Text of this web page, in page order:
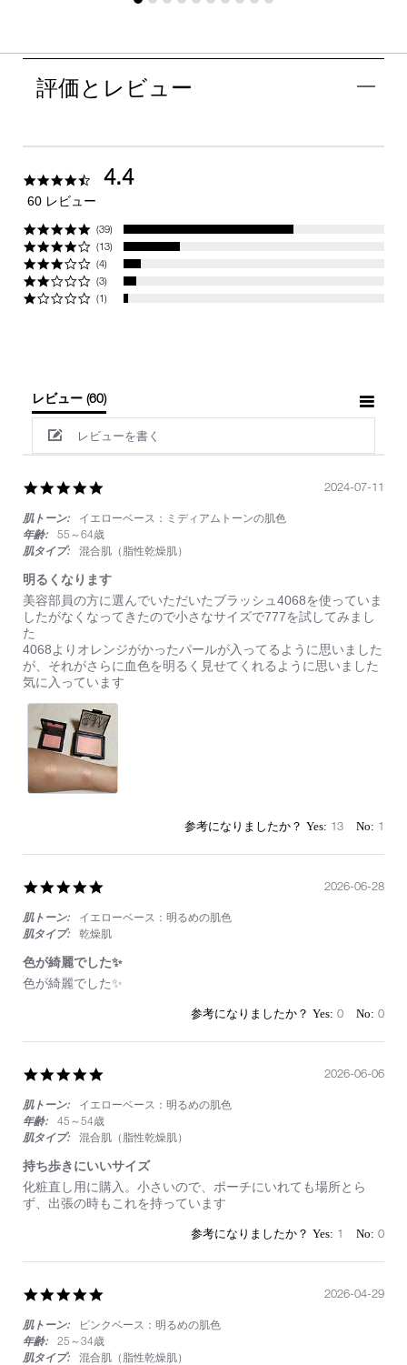
評価とレビュー
4.44.4
60 レビュー
(39)
(13)
(4)
(3)
(1)
レビュー (60)
レビューを書く
rating
肌トーン:
イエローベース：ミディアムトーンの肌色
年齢:
55～64歳
肌タイプ:
混合肌（脂性乾燥肌）
明るくなります
Review
by
on
11
Jul
2024
review
stating
明
る
く
な
り
ま
美容部員の方に選んでいただいたブラッシュ4068を使っていま
したがなくなってきたので小さなサイズで777を試してみまし
た
4068よりオレンジがかったパールが入ってるように思いました
が、それがさらに血色を明るく見せてくれるように思いました
気に入っています
2024-07-11
13 1
rating
肌トーン:
イエローベース：明るめの肌色
肌タイプ:
乾燥肌
色が綺麗でした✨
Review
Jun
review
綺
で
た
✨
色が綺麗でした✨
2026-06-28
0 0
rating
肌トーン:
イエローベース：明るめの肌色
年齢:
45～54歳
肌タイプ:
混合肌（脂性乾燥肌）
持ち歩きにいいサイズ
Review
by
2026
review
stating
き
い
サ
イ
ズ
化粧直し用に購入。小さいので、ポーチにいれても場所とら
ず、出張の時もこれを持っています
2026-06-06
1 0
rating
肌トーン:
ピンクベース：明るめの肌色
年齢:
25～34歳
肌タイプ:
混合肌（脂性乾燥肌）
2026-04-29